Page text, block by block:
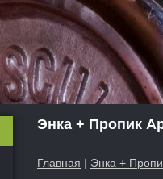
Энка + Пропик
Главная | Энка +